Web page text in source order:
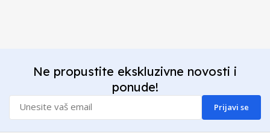
Ne propustite ekskluzivne novosti i
ponude!
Prijavi se